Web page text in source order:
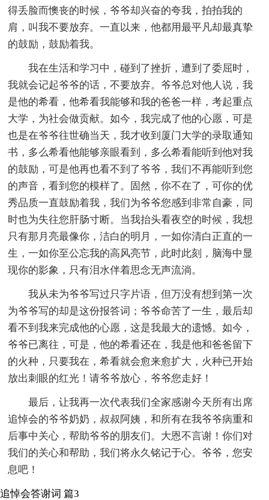
得丢脸而懊丧的时候，爷爷却兴奋的夸我，拍拍我的
肩，叫我不要放弃。一直以来，他都用最平凡却最真挚
的鼓励，鼓励着我。
我在生活和学习中，碰到了挫折，遭到了委屈时，
我就会记起爷爷的话，不要放弃。爷爷总对他人说，我
是他的希看，他希看我能够和我的爸爸一样，考起重点
大学，为社会做贡献。如今，我完成了他的心愿，可是
也是在爷爷往世确当天，我才收到厦门大学的录取通知
书，多么希看他能够亲眼看到，多么希看能听到他对我
的鼓励，可是他再也看不到了爷爷，我们不再能听到您
的声音，看到您的模样了。固然，你不在了，可你的优
秀品质一直鼓励着我，我们为爷爷您感到非常自豪，同
时也为失往您肝肠寸断。当我抬头看夜空的时候，我想
只有那月亮最像你，洁白的明月，一如你清白正直的一
生，一如你至公忘我的高风亮节，此时此刻，脑海中显
现你的影象，只有泪水伴着思念无声流淌。
我从未为爷爷写过只字片语，但万没有想到第一次
为爷爷写的却是这份报答词；爷爷命苦了一生，最后却
看不到我来完成他的心愿，这是我最大的遗憾。如今，
爷爷已离往，可是，他的希看还在，我是他和爸爸留下
的火种，只要我在，希看就会愈来愈扩大，火种已开始
放出刺眼的红光！请爷爷放心，爷爷您走好！
最后，让我再一次代表我们全家感谢今天所有出席
追悼会的爷爷奶奶，叔叔阿姨，和所有在我爷爷病重和
后事中关心，帮助爷爷的朋友们。大恩不言谢！你们对
我们的关心和帮助，我们将永久铭记于心。爷爷，您安
息吧！
追悼会答谢词 篇3